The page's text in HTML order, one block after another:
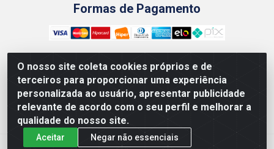
O nosso site coleta cookies próprios e de
terceiros para proporcionar uma experiência
personalizada ao usuário, apresentar publicidade
relevante de acordo com o seu perfil e melhorar a
qualidade do nosso site.
Aceitar Negar não essenciais
Formas de Pagamento
Kgmlan Distribuidora LTDA - CNPJ 18.217.682/0001-54 -
Rua Pedro de Barros Cavalcante, 58 - Bultrins, Olinda/PE
- CEP 53320-110